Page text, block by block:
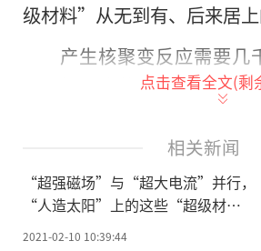
级材料”从无到有、后来居上
产生核聚变反应需要几
上亿摄氏度的高温，这么高
在“磁笼子”里。但是，
要“超大电流”，用电强度
调的数千倍乃至数万倍，这
量，普通导体会被烧断。
点击查看全文(剩
相关新闻
“超强磁场”与“超大电流”并行，
“人造太阳”上的这些“超级材
料”中国造
2021-02-10 10:39:44